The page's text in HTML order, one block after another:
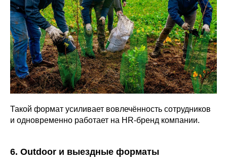
Такой формат усиливает вовлечённость сотрудников
и одновременно работает на HR-бренд компании.
6. Outdoor и выездные форматы